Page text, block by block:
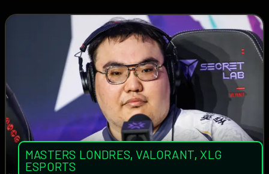
MASTERS LONDRES,VALORANT, XLG
ESPORTS